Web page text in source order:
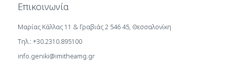
Επικοινωνία
Μαρίας Κάλλας 11 & Γραβιάς 2 546 45, Θεσσαλονίκη
Τηλ.: +30.2310.895100
info.geniki@imitheamg.gr